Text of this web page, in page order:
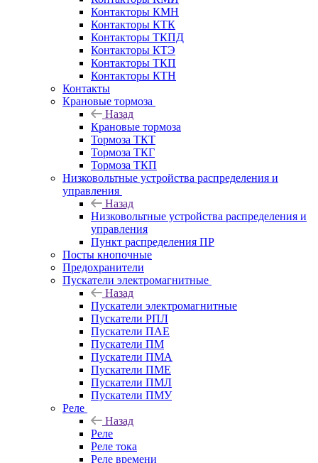
Контакторы КМН
Контакторы КТК
Контакторы ТКПД
Контакторы КТЭ
Контакторы ТКП
Контакторы КТН
Контакты
Крановые тормоза
Назад
Крановые тормоза
Тормоза ТКТ
Тормоза ТКГ
Тормоза ТКП
Низковольтные устройства распределения и
управления
Назад
Низковольтные устройства распределения и
управления
Пункт распределения ПР
Посты кнопочные
Предохранители
Пускатели электромагнитные
Назад
Пускатели электромагнитные
Пускатели РПЛ
Пускатели ПАЕ
Пускатели ПМ
Пускатели ПМА
Пускатели ПМЕ
Пускатели ПМЛ
Пускатели ПМУ
Реле
Назад
Реле
Реле тока
Реле времени